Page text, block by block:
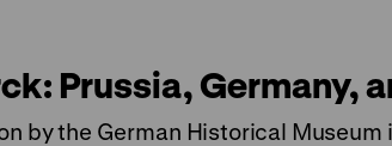
Prussia, Germany,
by the German Historical